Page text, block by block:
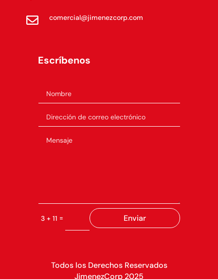
 comercial@jimenezcorp.com
Escríbenos
3 + 11 = Enviar
Todos los Derechos Reservados
JimenezCorp 2025